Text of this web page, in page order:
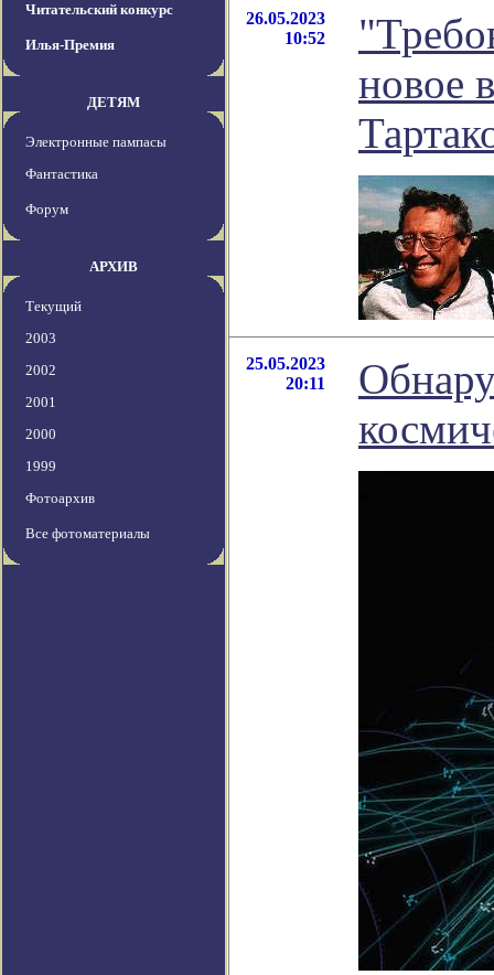
Читательский конкурс
Илья-Премия
ДЕТЯМ
Электронные пампасы
Фантастика
Форум
АРХИВ
Текущий
2003
2002
2001
2000
1999
Фотоархив
Все фотоматериалы
26.05.2023
10:52
новое
25.05.2023
20:11